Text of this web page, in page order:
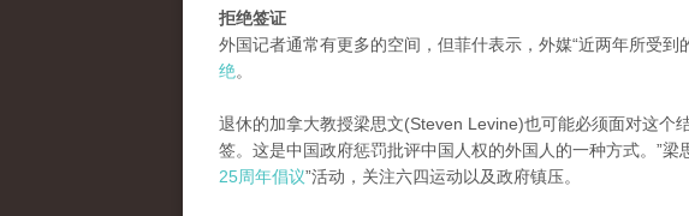
拒绝签证
外国记者通常有更多的空间，但菲什表示，外媒“近两年所受到
绝。
退休的加拿大教授梁思文(Steven Levine)也可能必须面对这个
签。这是中国政府惩罚批评中国人权的外国人的一种方式。”梁
25周年倡议”活动，关注六四运动以及政府镇压。